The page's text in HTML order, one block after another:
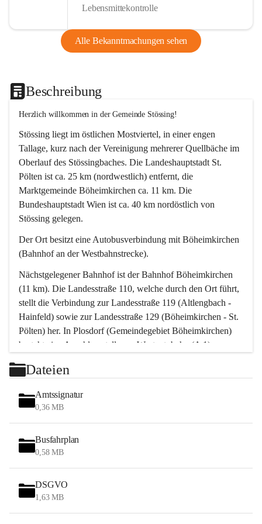
Lebensmittekontrolle
Alle Bekanntmachungen sehen
Beschreibung
Herzlich willkommen in der Gemeinde Stössing!
Stössing liegt im östlichen Mostviertel, in einer engen
Tallage, kurz nach der Vereinigung mehrerer Quellbäche im
Oberlauf des Stössingbaches. Die Landeshauptstadt St.
Pölten ist ca. 25 km (nordwestlich) entfernt, die
Marktgemeinde Böheimkirchen ca. 11 km. Die
Bundeshauptstadt Wien ist ca. 40 km nordöstlich von
Stössing gelegen.
Der Ort besitzt eine Autobusverbindung mit Böheimkirchen
(Bahnhof an der Westbahnstrecke).
Nächstgelegener Bahnhof ist der Bahnhof Böheimkirchen
(11 km). Die Landesstraße 110, welche durch den Ort führt,
stellt die Verbindung zur Landesstraße 119 (Altlengbach -
Hainfeld) sowie zur Landesstraße 129 (Böheimkirchen - St.
Pölten) her. In Plosdorf (Gemeindegebiet Böheimkirchen)
besteht eine Anschlussstelle zur Westautobahn (A 1).
Wien erreicht man in ca. 45 Minuten.
Stössing zählt noch zum Naherholungsraum Wien sowie
zum Naherholungsraum St. Pölten. Viele Bauernhöfe hatten
„ihre Wiener“. Seit 1960 bauten viele Wiener
Wochenendhäuser im Gemeindegebiet. Wegen des
waldreichen Jagdgebietes haben viele Jagdpächter ihre
Das Wandern ist aus touristischer Sicht die bedeutendste
Tätigkeit. Das hügelige Gebiet mit Wanderwegen durch
Wiesen, Wälder und Obstkulturen lädt dazu ein. Gefördert
Dateien
Amtssignatur
0,36 MB
Busfahrplan
0,58 MB
DSGVO
1,63 MB